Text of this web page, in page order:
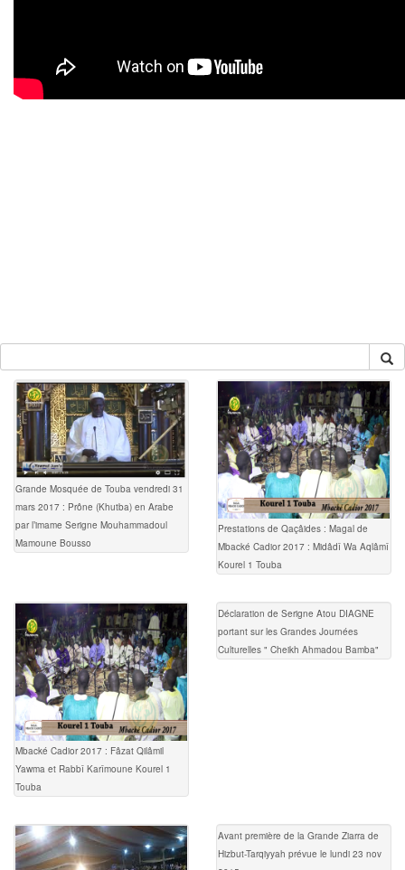
Grande Mosquée de Touba vendredi 31
mars 2017 : Prône (Khutba) en Arabe
par l’imame Serigne Mouhammadoul
Mamoune Bousso
Prestations de Qaçâides : Magal de
Mbacké Cadior 2017 : Midâdî Wa Aqlâmî
Kourel 1 Touba
Mbacké Cadior 2017 : Fâzat Qilâmil
Yawma et Rabbî Karîmoune Kourel 1
Touba
Déclaration de Serigne Atou DIAGNE
portant sur les Grandes Journées
Culturelles " Cheikh Ahmadou Bamba"
Avant première de la Grande Ziarra de
Hizbut-Tarqiyyah prévue le lundi 23 nov